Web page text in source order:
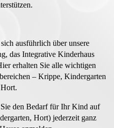
ausführlich über unsere
das Integrative Kinderhaus
erhalten Sie alle wichtigen
– Krippe, Kindergarten
den Bedarf für Ihr Kind auf
Hort) jederzeit ganz